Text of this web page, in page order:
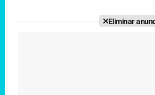
Eliminar